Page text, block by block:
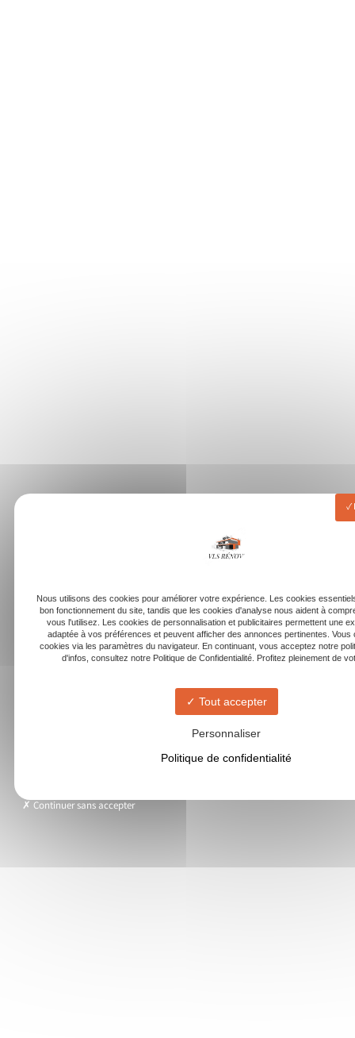
Nous utilisons des cookies pour améliorer votre expérience. Les cookies
bon fonctionnement du site, tandis que les cookies d'analyse nous aident à
vous l'utilisez. Les cookies de personnalisation et publicitaires permettent une
adaptée à vos préférences et peuvent afficher des annonces pertinentes. Vous
cookies via les paramètres du navigateur. En continuant, vous acceptez notre
d'infos, consultez notre Politique de Confidentialité. Profitez pleinement de
Tout accepter
Personnaliser
Politique de confidentialité
Continuer sans accepter